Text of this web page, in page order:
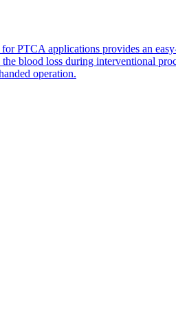
PTCA applications provides an
blood loss during interventional
operation.